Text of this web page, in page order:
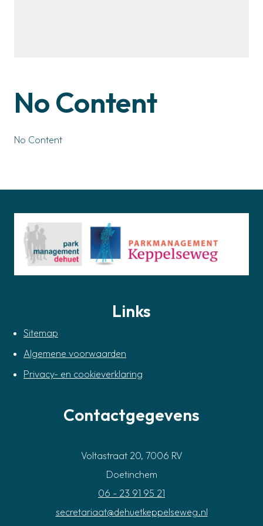
No Content
No Content
Links
Sitemap
Algemene voorwaarden
Privacy- en cookieverklaring
Contactgegevens
Voltastraat 20, 7006 RV
Doetinchem
06 - 23 91 95 21
secretariaat@dehuetkeppelseweg.nl